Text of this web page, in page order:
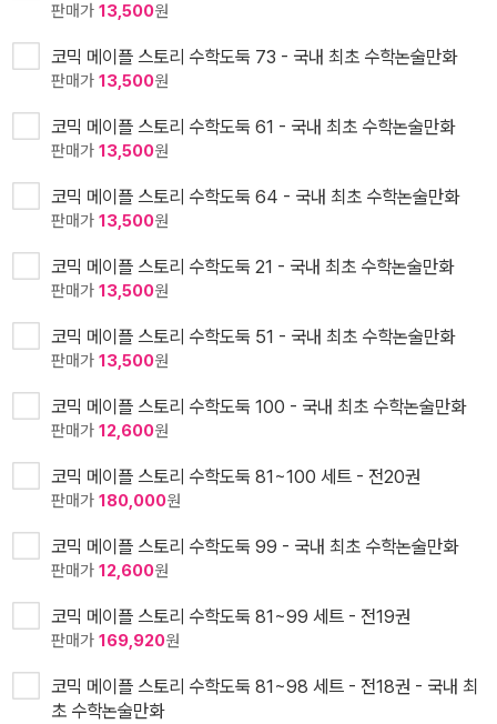
판매가 13,500원
코믹 메이플 스토리 수학도둑 73 - 국내 최초 수학논술만화
판매가 13,500원
코믹 메이플 스토리 수학도둑 61 - 국내 최초 수학논술만화
판매가 13,500원
코믹 메이플 스토리 수학도둑 64 - 국내 최초 수학논술만화
판매가 13,500원
코믹 메이플 스토리 수학도둑 21 - 국내 최초 수학논술만화
판매가 13,500원
코믹 메이플 스토리 수학도둑 51 - 국내 최초 수학논술만화
판매가 13,500원
코믹 메이플 스토리 수학도둑 100 - 국내 최초 수학논술만화
판매가 12,600원
코믹 메이플 스토리 수학도둑 81~100 세트 - 전20권
판매가 180,000원
코믹 메이플 스토리 수학도둑 99 - 국내 최초 수학논술만화
판매가 12,600원
코믹 메이플 스토리 수학도둑 81~99 세트 - 전19권
판매가 169,920원
코믹 메이플 스토리 수학도둑 81~98 세트 - 전18권 - 국내 최
초 수학논술만화